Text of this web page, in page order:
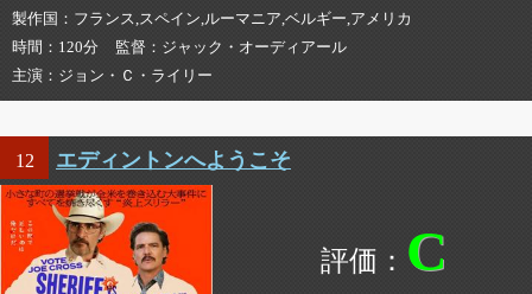
製作国
フランス,スペイン,ルーマニア,ベルギー,アメリカ
時間
120分 監督
ジャック・オーディアール
主演
ジョン・Ｃ・ライリー
12 エディントンへようこそ
C